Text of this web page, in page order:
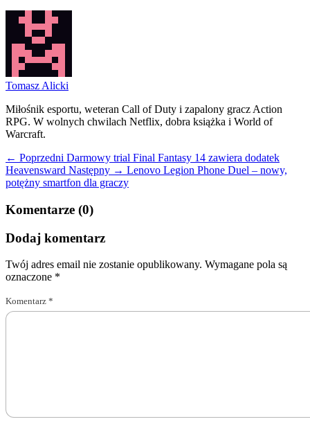
Tomasz Alicki
Miłośnik esportu, weteran Call of Duty i zapalony gracz Action
RPG. W wolnych chwilach Netflix, dobra książka i World of
Warcraft.
← Poprzedni Darmowy trial Final Fantasy 14 zawiera dodatek
Heavensward Następny → Lenovo Legion Phone Duel – nowy,
potężny smartfon dla graczy
Komentarze (0)
Dodaj komentarz
Twój adres email nie zostanie opublikowany. Wymagane pola są
oznaczone *
Komentarz *